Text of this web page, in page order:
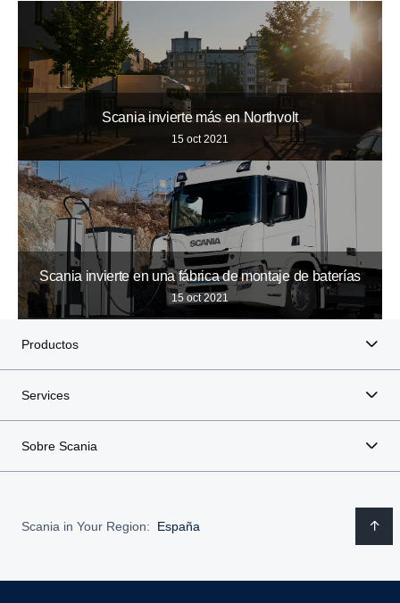
Scania invierte más en Northvolt
15 oct 2021
Scania invierte en una fábrica de montaje de baterías
15 oct 2021
Productos
Services
Sobre Scania
Scania in Your Region: España